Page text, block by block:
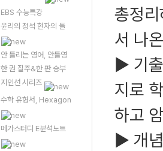
EBS 수능특강
윤리의 정석 현자의 돌
안 틀리는 영어, 안틀영
한 권 질주&한 판 승부
지인선 시리즈
수학 유형서, Hexagon
메가스터디 E분석노트
총정
서 나
▶ 기
지로
하고
▶ 개